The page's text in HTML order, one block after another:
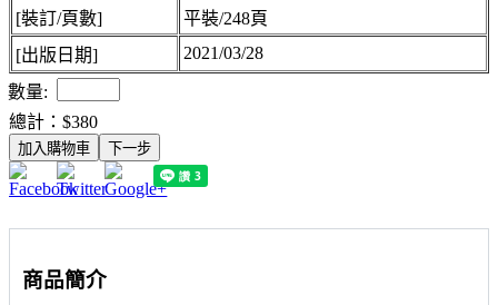
[裝訂/頁數]
平裝/248頁
[出版日期]
2021/03/28
數量:
總計： $380
加入購物車 下一步
商品簡介